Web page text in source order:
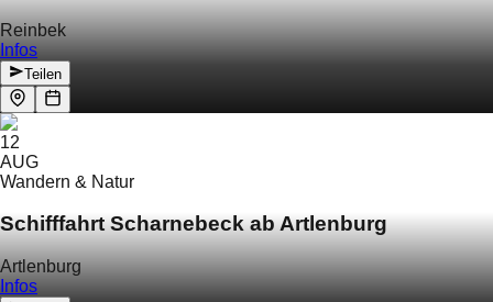
Reinbek
Infos
Teilen
12
AUG
Wandern & Natur
Schifffahrt Scharnebeck ab Artlenburg
Artlenburg
Infos